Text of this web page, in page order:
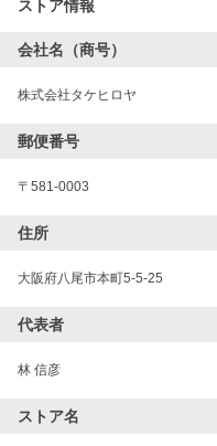
ストア情報
会社名（商号）
株式会社タケヒロヤ
郵便番号
〒 581-0003
住所
大阪府八尾市本町5-5-25
代表者
林 信彦
ストア名